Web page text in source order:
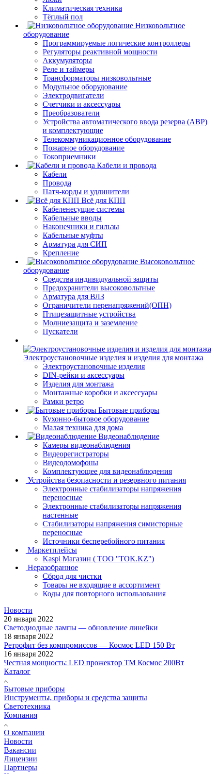
Климатическая техника
Тёплый пол
Низковольтное
оборудование
Программируемые логические контроллеры
Регуляторы реактивной мощности
Аккумуляторы
Реле и таймеры
Трансформаторы низковольтные
Модульное оборудование
Электродвигатели
Счетчики и аксессуары
Преобразователи
Устройства автоматического ввода резерва (АВР)
и комплектующие
Телекоммуникационное оборудование
Пожарное оборудование
Токоприемники
Кабели и провода
Кабели
Провода
Патч-корды и удлинители
Всё для КПП
Кабеленесущие системы
Кабельные вводы
Наконечники и гильзы
Кабельные муфты
Арматура для СИП
Крепление
Высоковольтное
оборудование
Средства индивидуальной защиты
Предохранители высоковольтные
Арматура для ВЛЗ
Ограничители перенапряжений(ОПН)
Птицезащитные устройства
Молниезащита и заземление
Пускатели
Электроустановочные изделия и изделия для монтажа
Электроустановочные изделия
DIN-рейки и аксессуары
Изделия для монтажа
Монтажные коробки и аксессуары
Рамки ретро
Бытовые приборы
Кухонно-бытовое оборудование
Малая техника для дома
Видеонаблюдение
Камеры видеонаблюдения
Видеорегистраторы
Видеодомофоны
Комплектующее для видеонаблюдения
Устройства безопасности и резервного питания
Электронные стабилизаторы напряжения
переносные
Электронные стабилизаторы напряжения
настенные
Стабилизаторы напряжения симисторные
переносные
Источники бесперебойного питания
Маркетплейсы
Kaspi Магазин ( ТОО "TOK.KZ")
Неразобранное
Сброд для чистки
Товары не входящие в ассортимент
Коды для повторного использования
Новости
20 января 2022
Светодиодные лампы — обновление линейки
18 января 2022
Ретрофит без компромиссов — Космос LED 150 Вт
16 января 2022
Честная мощность: LED прожектор ТМ Космос 200Вт
Каталог
Бытовые приборы
Инструменты, приборы и средства защиты
Светотехника
Компания
О компании
Новости
Вакансии
Лицензии
Партнеры